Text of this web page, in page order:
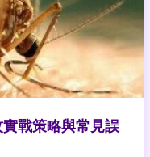
戰策略與常見誤